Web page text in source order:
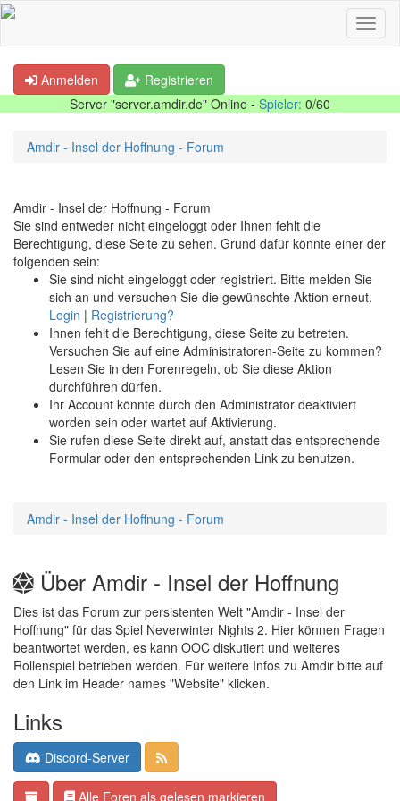
Anmelden
Registrieren
Server "server.amdir.de" Online - Spieler: 0/60
Amdir - Insel der Hoffnung - Forum
Amdir - Insel der Hoffnung - Forum
Sie sind entweder nicht eingeloggt oder Ihnen fehlt die
Berechtigung, diese Seite zu sehen. Grund dafür könnte einer der
folgenden sein:
Sie sind nicht eingeloggt oder registriert. Bitte melden Sie
sich an und versuchen Sie die gewünschte Aktion erneut.
Login | Registrierung?
Ihnen fehlt die Berechtigung, diese Seite zu betreten.
Versuchen Sie auf eine Administratoren-Seite zu kommen?
Lesen Sie in den Forenregeln, ob Sie diese Aktion
durchführen dürfen.
Ihr Account könnte durch den Administrator deaktiviert
worden sein oder wartet auf Aktivierung.
Sie rufen diese Seite direkt auf, anstatt das entsprechende
Formular oder den entsprechenden Link zu benutzen.
Amdir - Insel der Hoffnung - Forum
Über Amdir - Insel der Hoffnung
Dies ist das Forum zur persistenten Welt "Amdir - Insel der
Hoffnung" für das Spiel Neverwinter Nights 2. Hier können Fragen
beantwortet werden, es kann OOC diskutiert und weiteres
Rollenspiel betrieben werden. Für weitere Infos zu Amdir bitte auf
den Link im Header names "Website" klicken.
Links
Discord-Server
Alle Foren als gelesen markieren